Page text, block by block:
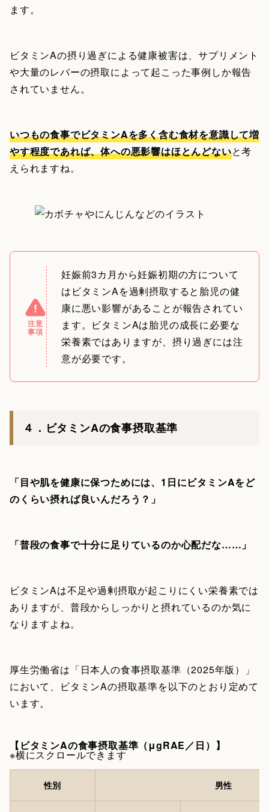
ます。
ビタミンAの摂り過ぎによる健康被害は、サプリメント
や大量のレバーの摂取によって起こった事例しか報告
されていません。
いつもの食事でビタミンAを多く含む食材を意識して増
やす程度であれば、体への悪影響はほとんどないと考
えられますね。
注意
事項
妊娠前3カ月から妊娠初期の方について
はビタミンAを過剰摂取すると胎児の健
康に悪い影響があることが報告されてい
ます。ビタミンAは胎児の成長に必要な
栄養素ではありますが、摂り過ぎには注
意が必要です。
４．ビタミンAの食事摂取基準
「目や肌を健康に保つためには、1日にビタミンAをど
のくらい摂れば良いんだろう？」
「普段の食事で十分に足りているのか心配だな……」
ビタミンAは不足や過剰摂取が起こりにくい栄養素では
ありますが、普段からしっかりと摂れているのか気に
なりますよね。
厚生労働省は「日本人の食事摂取基準（2025年版）」
において、ビタミンAの摂取基準を以下のとおり定めて
います。
【ビタミンAの食事摂取基準（μgRAE／日）】
※横にスクロールできます
性別 男性